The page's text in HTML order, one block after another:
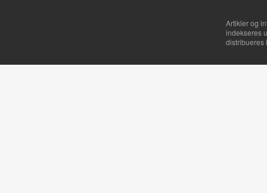
Artikler og
indekseres
distribueres